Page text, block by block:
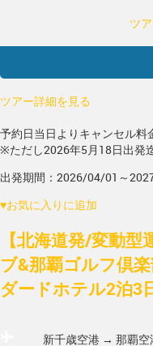
ツ
ツアー詳細を見る
予約日当日よりキャンセル料
※ただし2026年5月18日出発
出発期間：2026/04/01～
♥お気に入りに追加
【北海道発/変動
ブ&那覇ゴルフ倶
ダードホテル2泊3
新千歳空港 → 那覇空